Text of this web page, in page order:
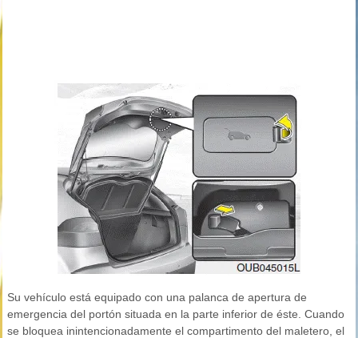
Su vehículo está equipado con una palanca de apertura de
emergencia del portón situada en la parte inferior de éste. Cuando
se bloquea inintencionadamente el compartimento del maletero, el